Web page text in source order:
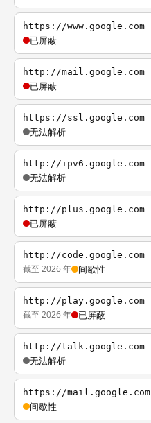
https://www.google.com
已屏蔽
http://mail.google.com
已屏蔽
https://ssl.google.com
无法解析
http://ipv6.google.com
无法解析
http://plus.google.com
已屏蔽
http://code.google.com
截至 2026 年 间歇性
http://play.google.com
截至 2026 年 已屏蔽
http://talk.google.com
无法解析
https://mail.google.com
间歇性